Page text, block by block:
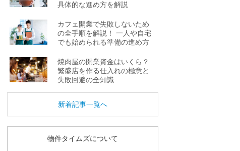
具体的な進め方を解説
カフェ開業で失敗しないため
の全手順を解説！ 一人や自宅
でも始められる準備の進め方
焼肉屋の開業資金はいくら？
繁盛店を作る仕入れの極意と
失敗回避の全知識
新着記事一覧へ
物件タイムズについて